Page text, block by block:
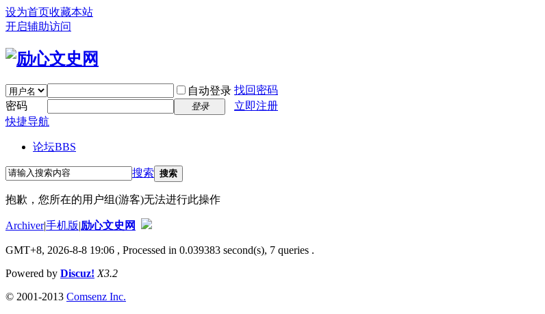
设为首页收藏本站
开启辅助访问
自动登录 找回密码
密码
登录
立即注册
快捷导航
论坛BBS
搜索 搜索
抱歉，您所在的用户组(游客)无法进行此操作
Archiver|手机版|励心文史网
GMT+8, 2026-8-8 19:06 , Processed in 0.039383 second(s), 7 queries .
Powered by Discuz! X3.2
© 2001-2013 Comsenz Inc.